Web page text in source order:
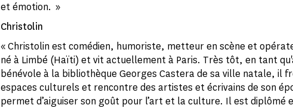
et émotion. »
Christolin
« Christolin est comédien, humoriste, metteur en scène et
né à Limbé (Haïti) et vit actuellement à Paris. Très tôt, en tant
bénévole à la bibliothèque Georges Castera de sa ville natale, il
espaces culturels et rencontre des artistes et écrivains de son
permet d’aiguiser son goût pour l’art et la culture. Il est diplômé